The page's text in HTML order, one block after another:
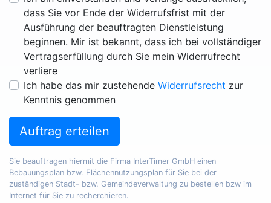
dass Sie vor Ende der Widerrufsfrist mit der
Ausführung der beauftragten Dienstleistung
beginnen. Mir ist bekannt, dass ich bei vollständiger
Vertragserfüllung durch Sie mein Widerrufrecht
verliere
Ich habe das mir zustehende Widerrufsrecht zur
Kenntnis genommen
Auftrag erteilen
Sie beauftragen hiermit die Firma InterTimer GmbH einen
Bebauungsplan bzw. Flächennutzungsplan für Sie bei der
zuständigen Stadt- bzw. Gemeindeverwaltung zu bestellen bzw im
Internet für Sie zu recherchieren.